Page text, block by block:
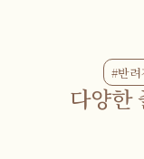
#반
다양한